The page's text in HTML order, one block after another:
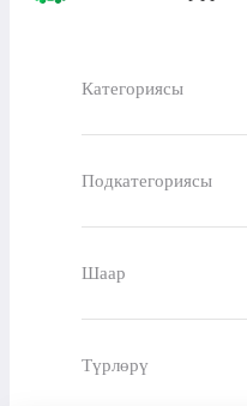
Категориясы
Подкатегориясы
Шаар
Түрлөрү